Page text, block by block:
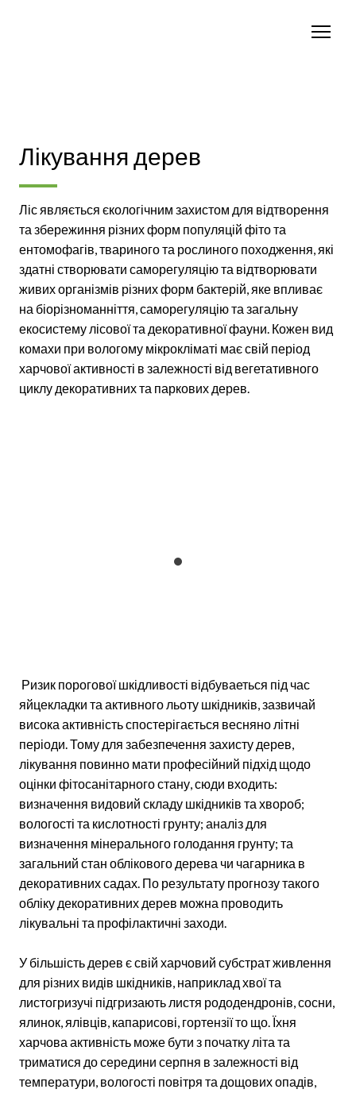
Лікування дерев
Ліс являється єкологічним захистом для відтворення
та збережиння різних форм популяцій фіто та
ентомофагів, твариного та рослиного походження, які
здатні створювати саморегуляцію та відтворювати
живих організмів різних форм бактерій, яке впливає
на біорізноманніття, саморегуляцію та загальну
екосистему лісової та декоративної фауни. Кожен вид
комахи при вологому мікрокліматі має свій період
харчової активності в залежності від вегетативного
циклу декоративних та паркових дерев.
Ризик порогової шкідливості відбуваеться під час
яйцекладки та активного льоту шкідників, зазвичай
висока активність спостерігається весняно літні
періоди. Тому для забезпечення захисту дерев,
лікування повинно мати професійний підхід щодо
оцінки фітосанітарного стану, сюди входить:
визначення видовий складу шкідників та хвороб;
вологості та кислотності грунту; аналіз для
визначення мінерального голодання грунту; та
загальний стан облікового дерева чи чагарника в
декоративних садах. По результату прогнозу такого
обліку декоративних дерев можна проводить
лікувальні та профілактичні заходи.
У більшість дерев є свій харчовий субстрат живлення
для різних видів шкідників, наприклад хвої та
листогризучі підгризають листя рододендронів, сосни,
ялинок, ялівців, капарисові, гортензії то що. Їхня
харчова активність може бути з початку літа та
триматися до середини серпня в залежності від
температури, вологості повітря та дощових опадів,